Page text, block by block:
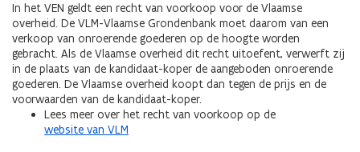
In het VEN geldt een recht van voorkoop voor de Vlaamse
overheid. De VLM-Vlaamse Grondenbank moet daarom van een
verkoop van onroerende goederen op de hoogte worden
gebracht. Als de Vlaamse overheid dit recht uitoefent, verwerft zij
in de plaats van de kandidaat-koper de aangeboden onroerende
goederen. De Vlaamse overheid koopt dan tegen de prijs en de
voorwaarden van de kandidaat-koper.
Lees meer over het recht van voorkoop op de
website van VLM